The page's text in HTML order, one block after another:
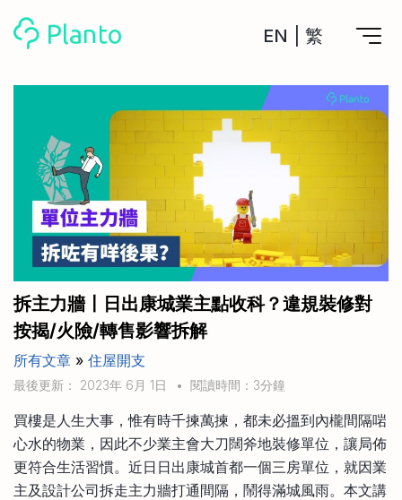
EN 繁
計劃買樓
計劃買樓第一步
全功能記賬
管理及分析所有戶口
管理MPF戶口
一次過管理所有強積金戶口
申請清卡數/私人貸款
CreFIT x Planto推廣優惠
工具
私人貸款
年利率/APR/年息比較
投資戶口 (美股)
比較最抵美股投資戶口
投資戶口 (港股)
比較最抵港股投資戶口
投資加密貨幣
比較最抵Crypto交易所
月供股票計劃
比較最抵月供計劃戶口
比較定存利率
信用卡
比較各種最優惠信用卡
關於我們
Academy
Marketplace
其他網站
手機App與理財資訊
商業解決方案
拆主力牆〡日出康城業主點收科？違規裝修對
按揭/火險/轉售影響拆解
所有文章 » 住屋開支
最後更新： 2023年 6月 1日 • 閱讀時間：3分鐘
買樓是人生大事，惟有時千揀萬揀，都未必搵到內櫳間隔啱
心水的物業，因此不少業主會大刀闊斧地裝修單位，讓局佈
更符合生活習慣。近日日出康城首都一個三房單位，就因業
主及設計公司拆走主力牆打通間隔，鬧得滿城風雨。本文講